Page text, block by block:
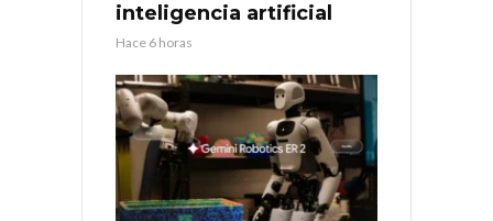
inteligencia artificial
Hace 6 horas